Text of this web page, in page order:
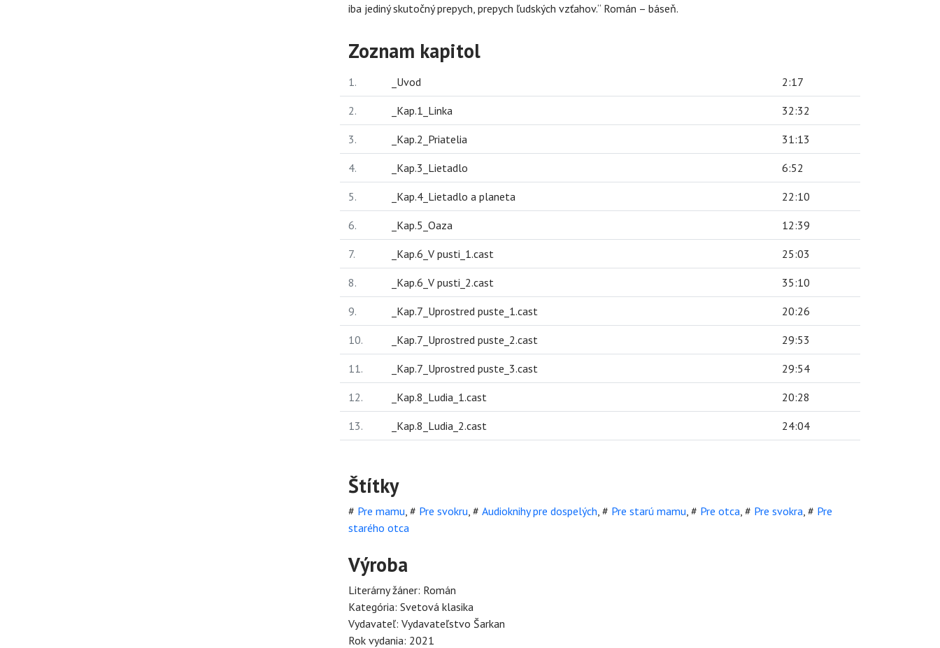
iba jediný skutočný prepych, prepych ľudských vzťahov.“ Román – báseň.
Zoznam kapitol
1. _Uvod 2:17
2. _Kap.1_Linka 32:32
3. _Kap.2_Priatelia 31:13
4. _Kap.3_Lietadlo 6:52
5. _Kap.4_Lietadlo a planeta 22:10
6. _Kap.5_Oaza 12:39
7. _Kap.6_V pusti_1.cast 25:03
8. _Kap.6_V pusti_2.cast 35:10
9. _Kap.7_Uprostred puste_1.cast 20:26
10. _Kap.7_Uprostred puste_2.cast 29:53
11. _Kap.7_Uprostred puste_3.cast 29:54
12. _Kap.8_Ludia_1.cast 20:28
13. _Kap.8_Ludia_2.cast 24:04
Štítky
# Pre mamu # Pre svokru # Audioknihy pre dospelých # Pre starú mamu # Pre otca # Pre svokra # Pre
starého otca
Výroba
Literárny žáner: Román
Kategória: Svetová klasika
Vydavateľ: Vydavateľstvo Šarkan
Rok vydania: 2021